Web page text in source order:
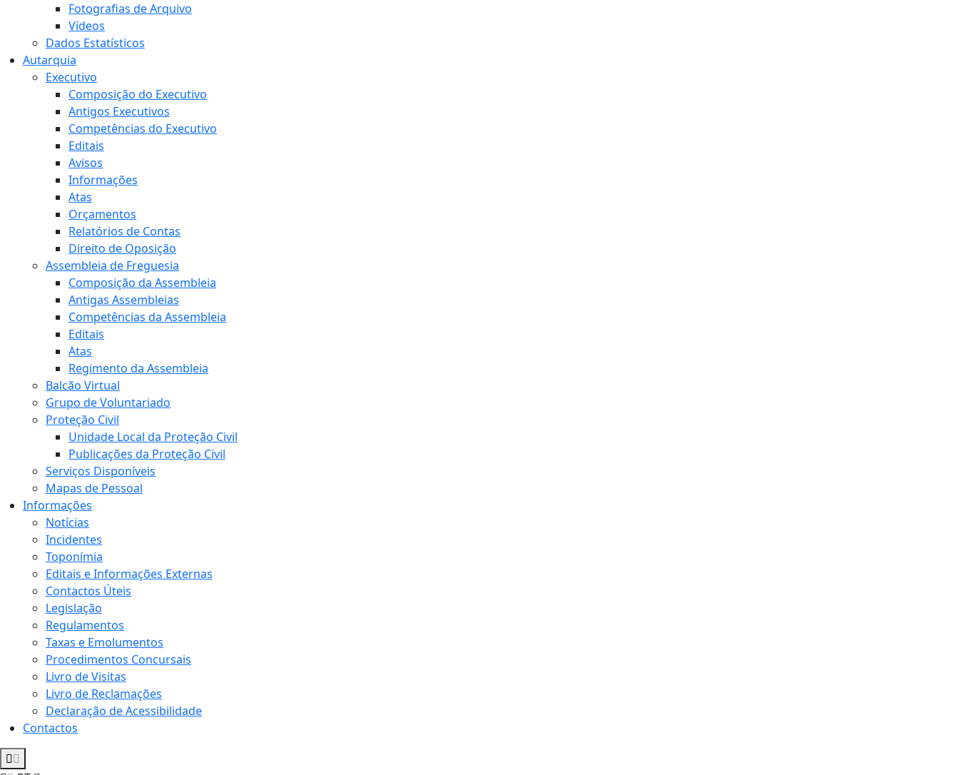
Fotografias de Arquivo
Vídeos
Dados Estatísticos
Autarquia
Executivo
Composição do Executivo
Antigos Executivos
Competências do Executivo
Editais
Avisos
Informações
Atas
Orçamentos
Relatórios de Contas
Direito de Oposição
Assembleia de Freguesia
Composição da Assembleia
Antigas Assembleias
Competências da Assembleia
Editais
Atas
Regimento da Assembleia
Balcão Virtual
Grupo de Voluntariado
Proteção Civil
Unidade Local da Proteção Civil
Publicações da Proteção Civil
Serviços Disponíveis
Mapas de Pessoal
Informações
Notícias
Incidentes
Toponímia
Editais e Informações Externas
Contactos Úteis
Legislação
Regulamentos
Taxas e Emolumentos
Procedimentos Concursais
Livro de Visitas
Livro de Reclamações
Declaração de Acessibilidade
Contactos